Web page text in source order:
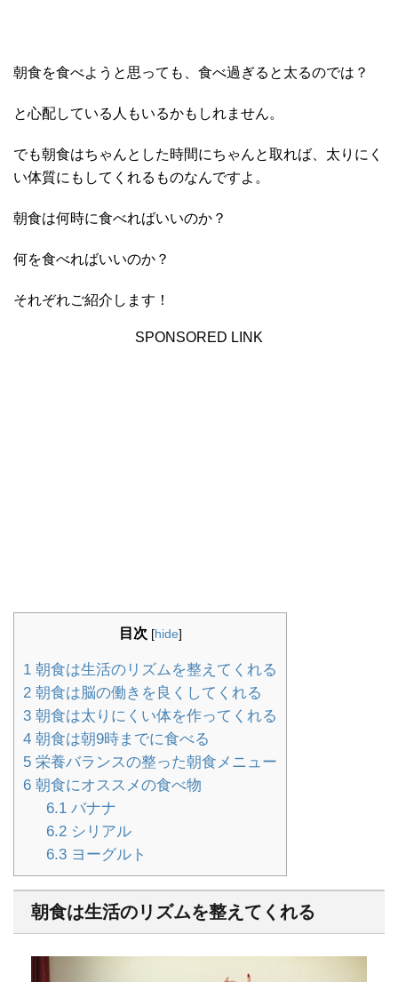
朝食を食べようと思っても、食べ過ぎると太るのでは？
と心配している人もいるかもしれません。
でも朝食はちゃんとした時間にちゃんと取れば、太りにく
い体質にもしてくれるものなんですよ。
朝食は何時に食べればいいのか？
何を食べればいいのか？
それぞれご紹介します！
SPONSORED LINK
目次 [hide]
1 朝食は生活のリズムを整えてくれる
2 朝食は脳の働きを良くしてくれる
3 朝食は太りにくい体を作ってくれる
4 朝食は朝9時までに食べる
5 栄養バランスの整った朝食メニュー
6 朝食にオススメの食べ物
6.1バナナ
6.2シリアル
6.3ヨーグルト
朝食は生活のリズムを整えてくれる